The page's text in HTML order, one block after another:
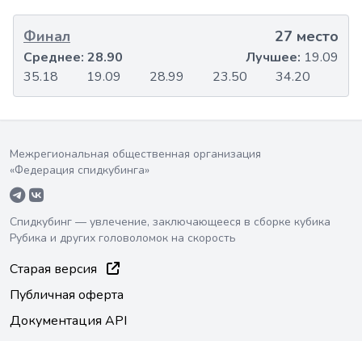
Финал 27 место
35.18 19.09 28.99 23.50 34.20
Среднее: 28.90 Лучшее: 19.09
Межрегиональная общественная организация
«Федерация спидкубинга»
Спидкубинг — увлечение, заключающееся в сборке кубика
Рубика и других головоломок на скорость
Старая версия
Публичная оферта
Документация API